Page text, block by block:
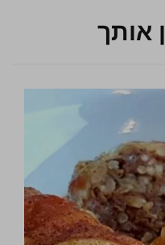
אותך